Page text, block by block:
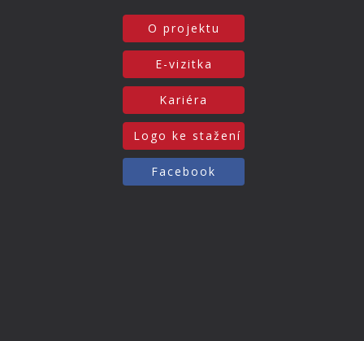
O projektu
E-vizitka
Kariéra
Logo ke stažení
Facebook